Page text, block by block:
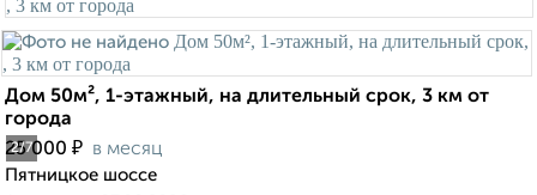
2/7
Дом 50м², 1-этажный, на длительный срок, 3 км от
города
25 000 ₽ в месяц
Пятницкое шоссе